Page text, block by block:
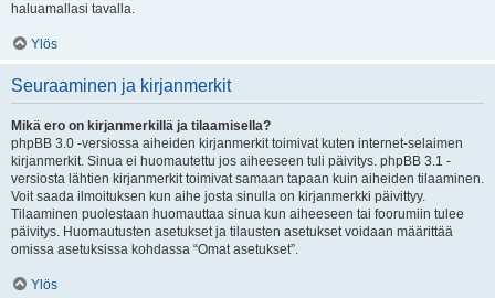
haluamallasi tavalla.
Ylös
Seuraaminen ja kirjanmerkit
Mikä ero on kirjanmerkillä ja tilaamisella?
phpBB 3.0 -versiossa aiheiden kirjanmerkit toimivat kuten internet-selaimen
kirjanmerkit. Sinua ei huomautettu jos aiheeseen tuli päivitys. phpBB 3.1 -
versiosta lähtien kirjanmerkit toimivat samaan tapaan kuin aiheiden tilaaminen.
Voit saada ilmoituksen kun aihe josta sinulla on kirjanmerkki päivittyy.
Tilaaminen puolestaan huomauttaa sinua kun aiheeseen tai foorumiin tulee
päivitys. Huomautusten asetukset ja tilausten asetukset voidaan määrittää
omissa asetuksissa kohdassa “Omat asetukset”.
Ylös